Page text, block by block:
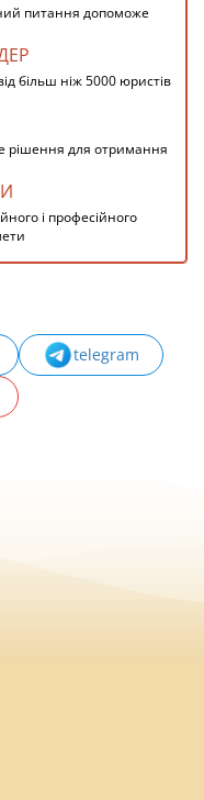
питання допоможе
більш ніж 5000 юристів
рішення для отримання
і професійного
telegram